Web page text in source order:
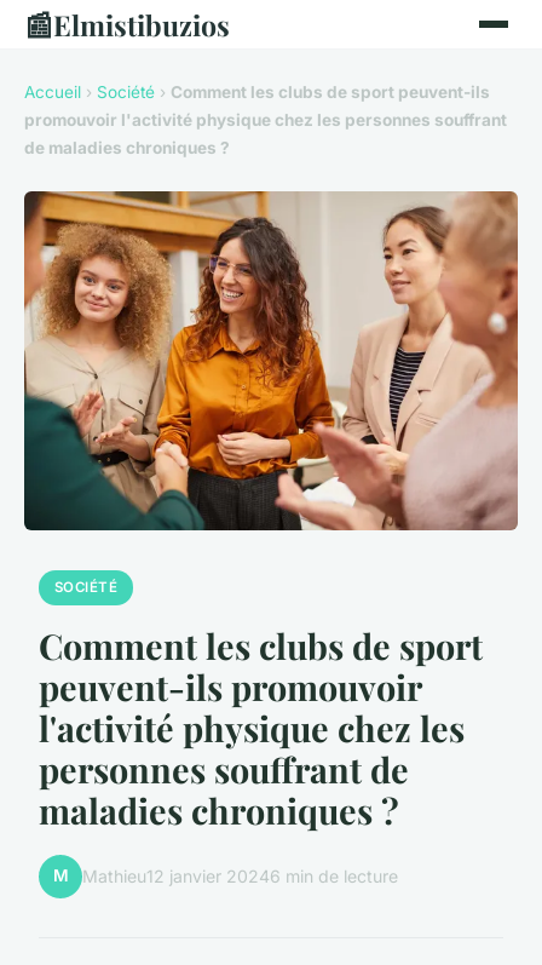
📰Elmistibuzios
Accueil › Société › Comment les clubs de sport peuvent-ils
promouvoir l'activité physique chez les personnes souffrant
de maladies chroniques ?
SOCIÉTÉ
Comment les clubs de sport
peuvent-ils promouvoir
l'activité physique chez les
personnes souffrant de
maladies chroniques ?
M Mathieu12 janvier 20246 min de lecture